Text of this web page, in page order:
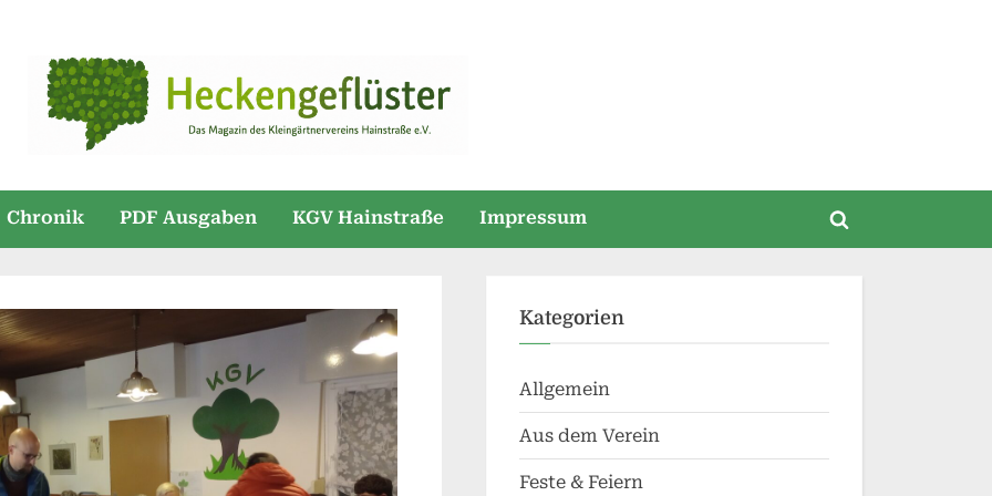
Chronik PDF Ausgaben KGV Hainstraße Impressum
Toggle
Kategorien
Allgemein
Aus dem Verein
Feste & Feiern